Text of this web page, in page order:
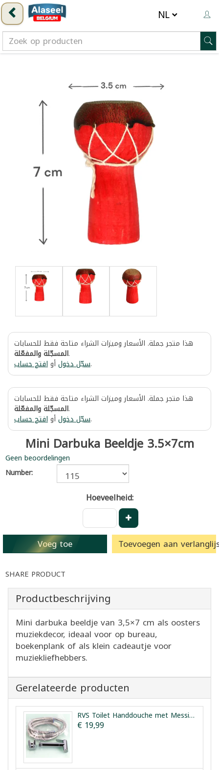
هذا متجر جملة. الأسعار وميزات الشراء متاحة فقط للحسابات
المسجّلة والمفعّلة.
سجّل دخولأوافتح حساب .
هذا متجر جملة. الأسعار وميزات الشراء متاحة فقط للحسابات
المسجّلة والمفعّلة.
سجّل دخولأوافتح حساب .
Mini Darbuka Beeldje 3.5×7cm
Geen beoordelingen
Number:
Hoeveelheid:
Voeg toe Toevoegen aan
SHARE PRODUCT
Productbeschrijving
Mini darbuka beeldje van 3,5×7 cm als oosters
muziekdecor, ideaal voor op bureau,
boekenplank of als klein cadeautje voor
muziekliefhebbers.
Gerelateerde producten
RVS Toilet Handdouche met Messing Kern Vesta
€ 19,99